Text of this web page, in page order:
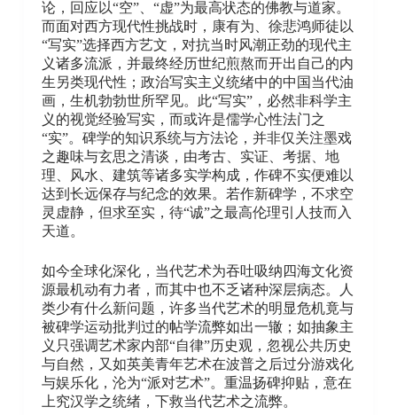
论，回应以“空”、“虚”为最高状态的佛教与道家。
而面对西方现代性挑战时，康有为、徐悲鸿师徒以
“写实”选择西方艺文，对抗当时风潮正劲的现代主
义诸多流派，并最终经历世纪煎熬而开出自己的内
生另类现代性；政治写实主义统绪中的中国当代油
画，生机勃勃世所罕见。此“写实”，必然非科学主
义的视觉经验写实，而或许是儒学心性法门之
“实”。碑学的知识系统与方法论，并非仅关注墨戏
之趣味与玄思之清谈，由考古、实证、考据、地
理、风水、建筑等诸多实学构成，作碑不实便难以
达到长远保存与纪念的效果。若作新碑学，不求空
灵虚静，但求至实，待“诚”之最高伦理引人技而入
天道。
如今全球化深化，当代艺术为吞吐吸纳四海文化资
源最机动有力者，而其中也不乏诸种深层病态。人
类少有什么新问题，许多当代艺术的明显危机竟与
被碑学运动批判过的帖学流弊如出一辙；如抽象主
义只强调艺术家内部“自律”历史观，忽视公共历史
与自然，又如英美青年艺术在波普之后过分游戏化
与娱乐化，沦为“派对艺术”。重温扬碑抑贴，意在
上究汉学之统绪，下救当代艺术之流弊。